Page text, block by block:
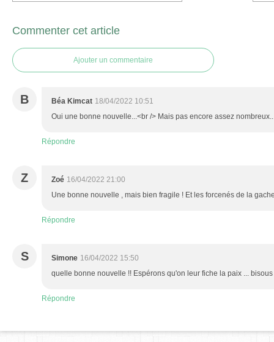
Commenter cet article
Ajouter un commentaire
B Béa Kimcat 18/04/2022 10:51
Oui une bonne nouvelle...<br /> Mais pas encore assez
Répondre
Z Zoé 16/04/2022 21:00
Une bonne nouvelle , mais bien fragile ! Et les forcenés de la
Répondre
S Simone 16/04/2022 15:50
quelle bonne nouvelle !! Espérons qu'on leur fiche la paix ...
Répondre